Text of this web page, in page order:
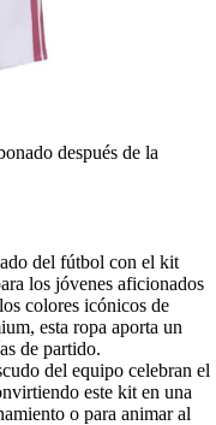
después de la
del fútbol con el kit
los jóvenes aficionados
colores icónicos de
esta ropa aporta un
de partido.
del equipo celebran el
este kit en una
o para animar al